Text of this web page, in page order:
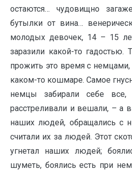
остаются… чудовищно
бутылки от вина…
молодых девочек, 14 – 15
заразили какой-то гадостью.
прожить это время с немцами,
каком-то кошмаре. Самое
немцы забирали себе
расстреливали и вешали, – а
наших людей, обращались с
считали их за людей. Этот
угнетал наших людей;
шуметь, боялись есть при